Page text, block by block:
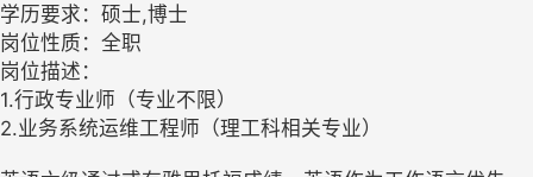
学历要求：硕士,博士
岗位性质：全职
岗位描述：
1.行政专业师（专业不限）
2.业务系统运维工程师（理工科相关专业）